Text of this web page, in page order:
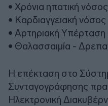
• Χρόνια ηπατική νόσος
• Καρδιαγγειακή νόσος
• Αρτηριακή
• Θαλασσαιμία -
Η επέκταση στο
Συνταγογράφησης
Ηλεκτρονική